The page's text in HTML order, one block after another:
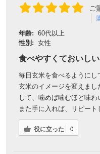
ご
年齢: 60代以上
性別: 女性
食べやすくておいしい
毎日玄米を食べるように
玄米のイメージを変えま
して、噛めば噛むほど味わ
また手に入れば、リピート
役に立った 0
新規
今すぐ使える
ご用
会員登録あ
＼ ご登録
新規会員様
300